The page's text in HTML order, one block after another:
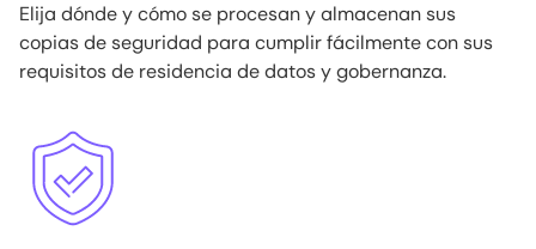
Elija dónde y cómo se procesan y almacenan sus
copias de seguridad para cumplir fácilmente con sus
requisitos de residencia de datos y gobernanza.
Image